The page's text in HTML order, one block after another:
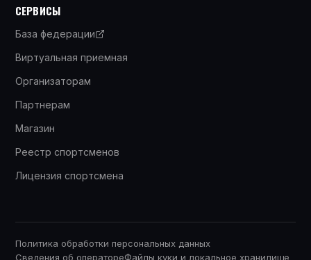
СЕРВИСЫ
База федерации
Виртуальная приемная
Организаторам
Партнерам
Магазин
Реестр спортсменов
Лицензия спортсмена
Политика обработки персональных данных
Сведения об оператореФайлы куки и локальное хранилище